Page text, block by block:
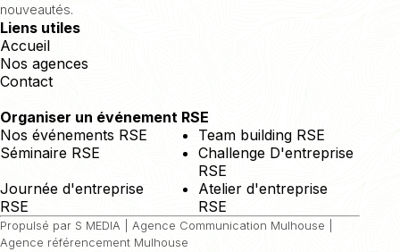
nouveautés.
Liens utiles
Accueil
Nos agences
Contact
Organiser un événement RSE
Nos événements RSE
Team building RSE
Séminaire RSE
Challenge D'entreprise
RSE
Journée d'entreprise
RSE
Atelier d'entreprise
RSE
Propulsé par S MEDIA | Agence Communication Mulhouse
Agence référencement Mulhouse